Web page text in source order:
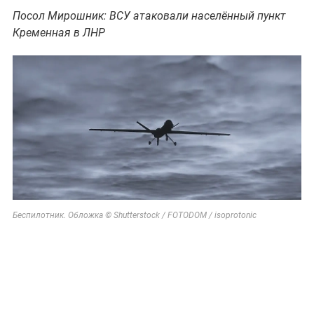
Посол Мирошник: ВСУ атаковали населённый пункт
Кременная в ЛНР
Беспилотник. Обложка © Shutterstock / FOTODOM / isoprotonic